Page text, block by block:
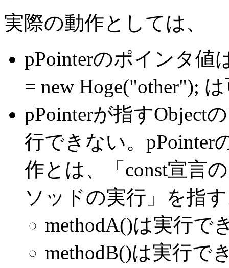
実際の動作としては、
pPointerのポインタ値
= new Hoge("other");
pPointerが指すObject
行できない。pPointer
作とは、「const宣言
ソッドの実行」を指
methodA()は実行で
methodB()は実行で